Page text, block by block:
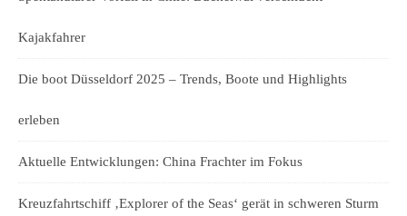
Kajakfahrer
Die boot Düsseldorf 2025 – Trends, Boote und Highlights
erleben
Aktuelle Entwicklungen: China Frachter im Fokus
Kreuzfahrtschiff ‚Explorer of the Seas‘ gerät in schweren Sturm